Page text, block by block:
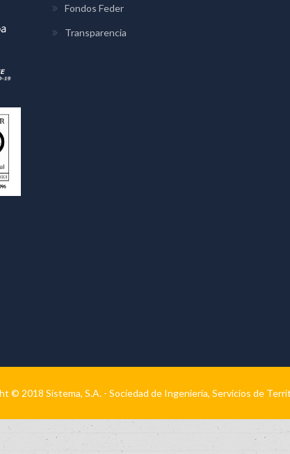
Fondos Feder
Transparencia
© 2018 Sistema, S.A. - Sociedad de Ingeniería, Servicios de